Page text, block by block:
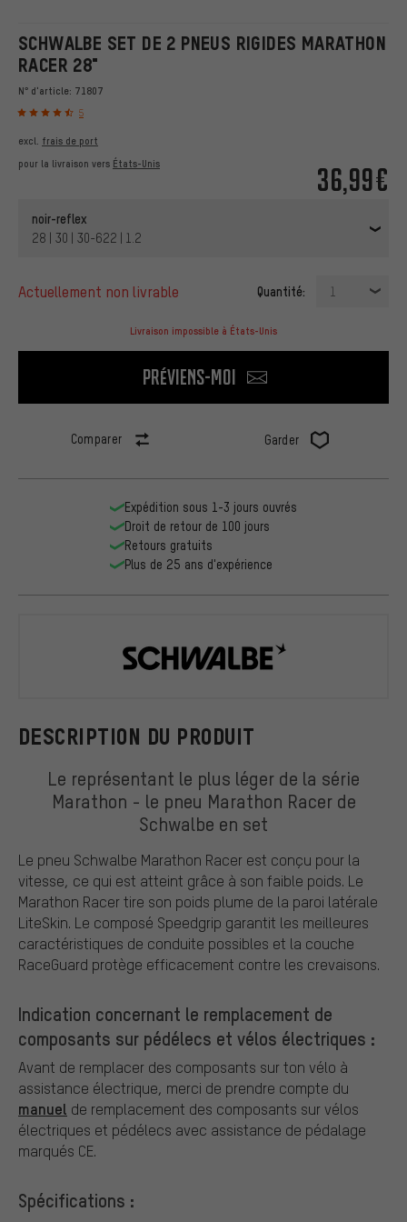
SCHWALBE SET DE 2 PNEUS RIGIDES MARATHON
RACER 28"
N° d'article: 71807
5
36,99€
excl. frais de port
pour la livraison vers États-Unis
noir-reflex
28 | 30 | 30-622 | 1.2
actuellement non livrable Quantité: 1
Livraison impossible à États-Unis
Préviens-moi
Comparer Garder
DESCRIPTION DU PRODUIT
Le représentant le plus léger de la série
Marathon - le pneu Marathon Racer de
Schwalbe en set
Le pneu Schwalbe Marathon Racer est conçu pour la
vitesse, ce qui est atteint grâce à son faible poids. Le
Marathon Racer tire son poids plume de la paroi latérale
LiteSkin. Le composé Speedgrip garantit les meilleures
caractéristiques de conduite possibles et la couche
RaceGuard protège efficacement contre les crevaisons.
Indication concernant le remplacement de
composants sur pédélecs et vélos électriques :
Avant de remplacer des composants sur ton vélo à
assistance électrique, merci de prendre compte du
manuel de remplacement des composants sur vélos
électriques et pédélecs avec assistance de pédalage
marqués CE.
Spécifications :
Expédition sous 1-3 jours ouvrés
Droit de retour de 100 jours
Retours gratuits
Plus de 25 ans d'expérience